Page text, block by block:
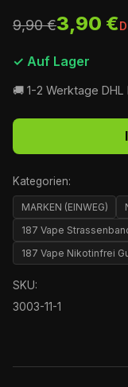
9,90 €3,90 €
✓ Auf Lager
🚚 1-2 Werktage DHL
Kategorien:
MARKEN (EINWEG)
187 Vape
187 Vape Nikotinfrei
SKU:
3003-11-1